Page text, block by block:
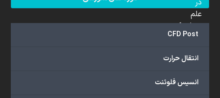
CFD Post
انتقال حرارت
انسیس فلوئنت
در
علم
دینامیک
سیالات
(CFD)
هستند.